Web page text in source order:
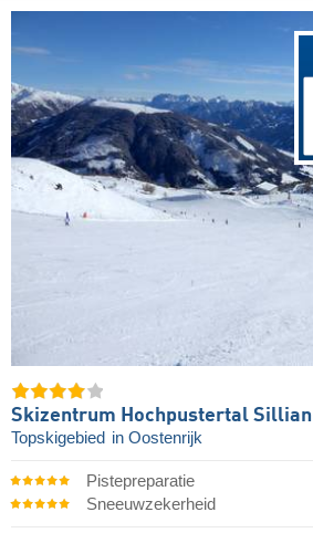
Skizentrum Hochpustertal Sillian
Topskigebied in Oostenrijk
Pistepreparatie
Sneeuwzekerheid